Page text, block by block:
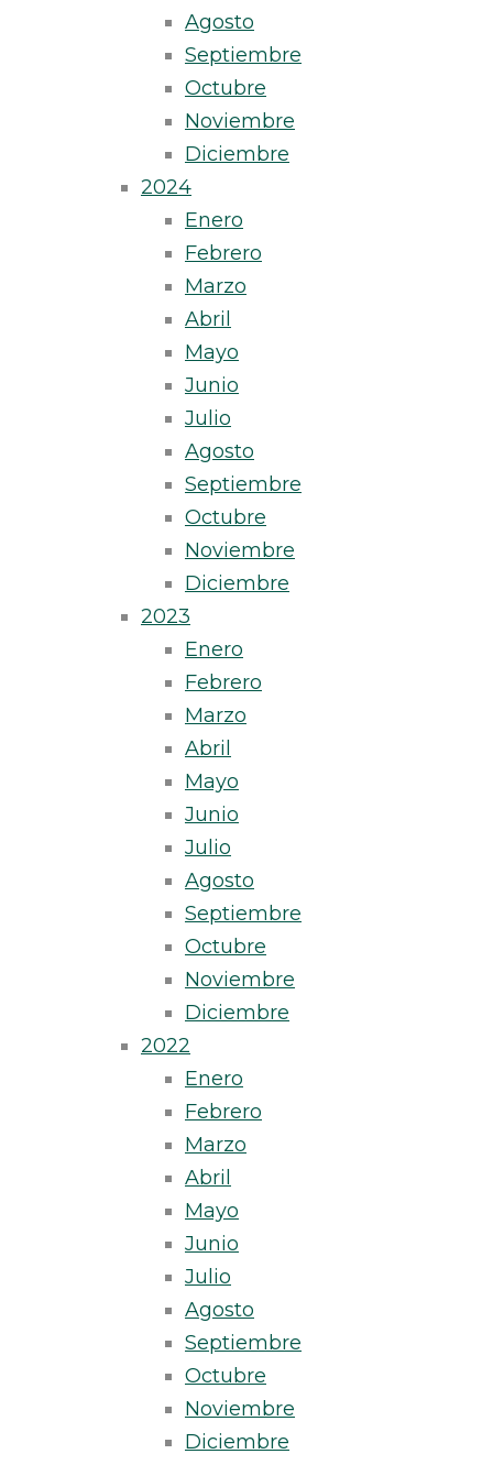
Agosto
Septiembre
Octubre
Noviembre
Diciembre
2024
Enero
Febrero
Marzo
Abril
Mayo
Junio
Julio
Agosto
Septiembre
Octubre
Noviembre
Diciembre
2023
Enero
Febrero
Marzo
Abril
Mayo
Junio
Julio
Agosto
Septiembre
Octubre
Noviembre
Diciembre
2022
Enero
Febrero
Marzo
Abril
Mayo
Junio
Julio
Agosto
Septiembre
Octubre
Noviembre
Diciembre